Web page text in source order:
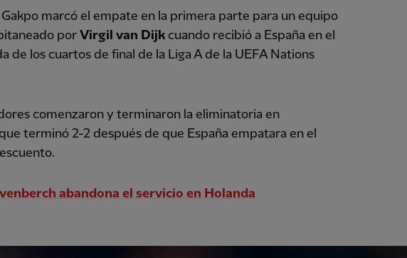
marcó el empate en la primera parte para un equipo
por Virgil van Dijk cuando recibió a España en el
de los cuartos de final de la Liga A de la UEFA Nations
comenzaron y terminaron la eliminatoria en
terminó 2-2 después de que España empatara en el
abandona el servicio en Holanda